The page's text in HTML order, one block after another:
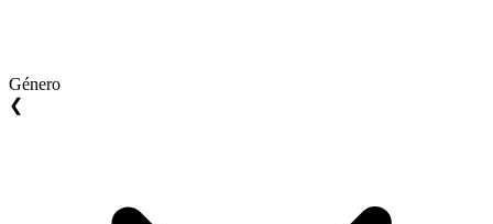
Género
❮